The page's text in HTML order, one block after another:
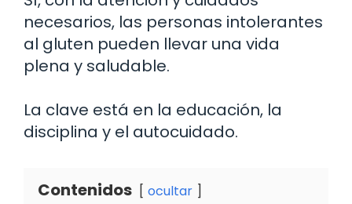
necesarios, las personas intolerantes
al gluten pueden llevar una vida
plena y saludable.
La clave está en la educación, la
disciplina y el autocuidado.
Contenidos ocultar